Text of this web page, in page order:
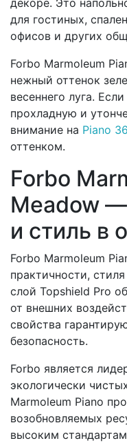
декоре. Это
для гостиных,
офисов и других
Forbo Marmoleum
нежный оттенок
весеннего луга.
прохладную и
внимание на Piano
оттенком.
Forbo
Meadow
и стиль в
Forbo Marmoleum
практичности,
слой Topshield Pro
от внешних
свойства
безопасность.
Forbo является
экологически
Marmoleum Piano
возобновляемых
высоким